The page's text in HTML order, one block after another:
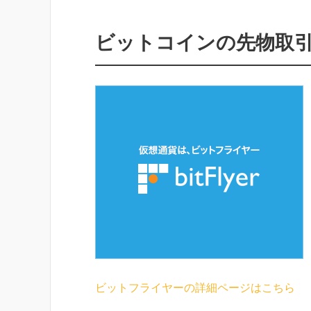
ビットコインの先物取
ビットフライヤーの詳細ページはこちら